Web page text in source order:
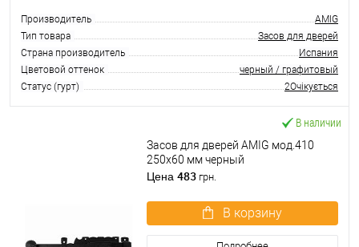
Производитель
AMIG
Тип товара
Засов для дверей
Страна производитель
Испания
Цветовой оттенок
черный / графитовый
Статус (гурт)
2Очікується
В наличии
Засов для дверей AMIG мод.410
250х60 мм черный
Цена 483 грн.
В корзину